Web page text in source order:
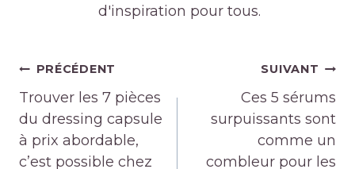
d'inspiration pour tous.
Navigation
de
l’article
PRÉCÉDENT
Trouver les 7 pièces
du dressing capsule
à prix abordable,
c’est possible chez
SUIVANT
Ces 5 sérums
surpuissants sont
comme un
combleur pour les